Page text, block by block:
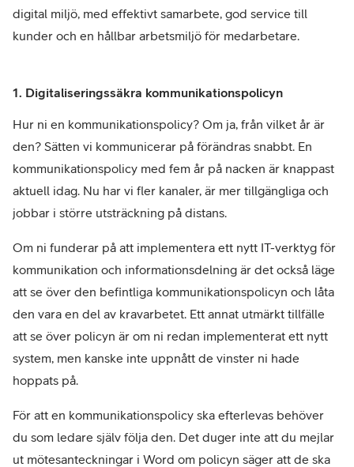
digital miljö, med effektivt samarbete, god service till
kunder och en hållbar arbetsmiljö för medarbetare.
1. Digitaliseringssäkra kommunikationspolicyn
Hur ni en kommunikationspolicy? Om ja, från vilket år är
den? Sätten vi kommunicerar på förändras snabbt. En
kommunikationspolicy med fem år på nacken är knappast
aktuell idag. Nu har vi fler kanaler, är mer tillgängliga och
jobbar i större utsträckning på distans.
Om ni funderar på att implementera ett nytt IT-verktyg för
kommunikation och informationsdelning är det också läge
att se över den befintliga kommunikationspolicyn och låta
den vara en del av kravarbetet. Ett annat utmärkt tillfälle
att se över policyn är om ni redan implementerat ett nytt
system, men kanske inte uppnått de vinster ni hade
hoppats på.
För att en kommunikationspolicy ska efterlevas behöver
du som ledare själv följa den. Det duger inte att du mejlar
ut mötesanteckningar i Word om policyn säger att de ska